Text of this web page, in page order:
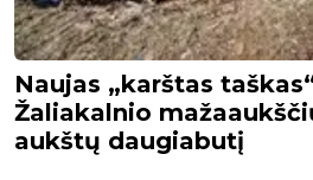
Naujas „karštas
Žaliakalnio
aukštų daugiabutį